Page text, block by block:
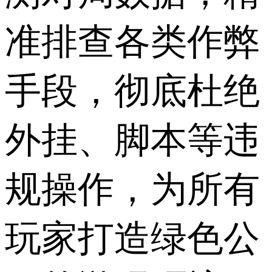
准排查各类作弊
手段，彻底杜绝
外挂、脚本等违
规操作，为所有
玩家打造绿色公